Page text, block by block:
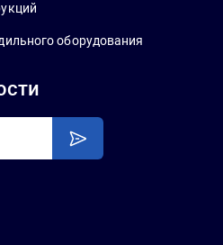
оборудования